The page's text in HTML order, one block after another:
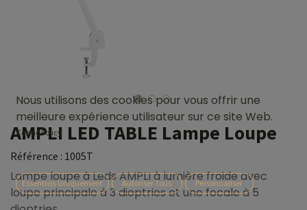
AMPLI LED TABLE Lampe Loupe
Référence : 1005T
Lampe loupe à Leds AMPLI à lumière froide avec
loupe principale à 3 dioptries et une focale à 5
Nous utilisons des cookies pour vous offrir une
meilleure expérience utilisateur sur ce site Web.
Cookie Policy
Essentiels Uniquement Autoriser Tous Personnaliser